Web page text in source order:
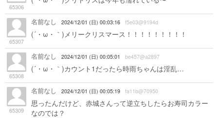
65306
65307
名前なし 2024/12/01 (日) 00:03:16 f5e03@9194d
(´・ω・｀)メリークリスマース！！！！！！！！！
65308
名前なし 2024/12/01 (日) 00:05:01 be457@a2897
(´・ω・｀)カウント1だったら時雨ちゃんは淫乱…
65309
名前なし 2024/12/01 (日) 00:05:19 fa11b@70950
思ったんだけど、赤城さんって逆立ちしたらお寿司カラー
なのでは？